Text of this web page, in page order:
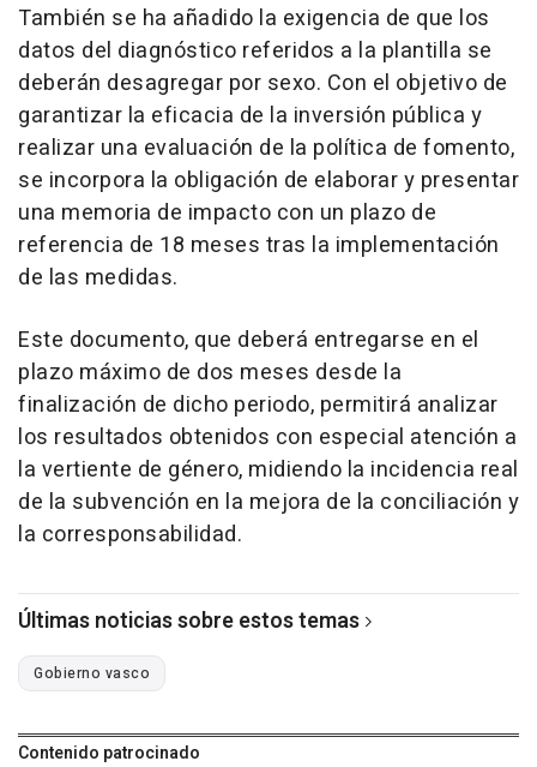
También se ha añadido la exigencia de que los
datos del diagnóstico referidos a la plantilla se
deberán desagregar por sexo. Con el objetivo de
garantizar la eficacia de la inversión pública y
realizar una evaluación de la política de fomento,
se incorpora la obligación de elaborar y presentar
una memoria de impacto con un plazo de
referencia de 18 meses tras la implementación
de las medidas.
Este documento, que deberá entregarse en el
plazo máximo de dos meses desde la
finalización de dicho periodo, permitirá analizar
los resultados obtenidos con especial atención a
la vertiente de género, midiendo la incidencia real
de la subvención en la mejora de la conciliación y
la corresponsabilidad.
Últimas noticias sobre estos temas
Gobierno vasco
Contenido patrocinado